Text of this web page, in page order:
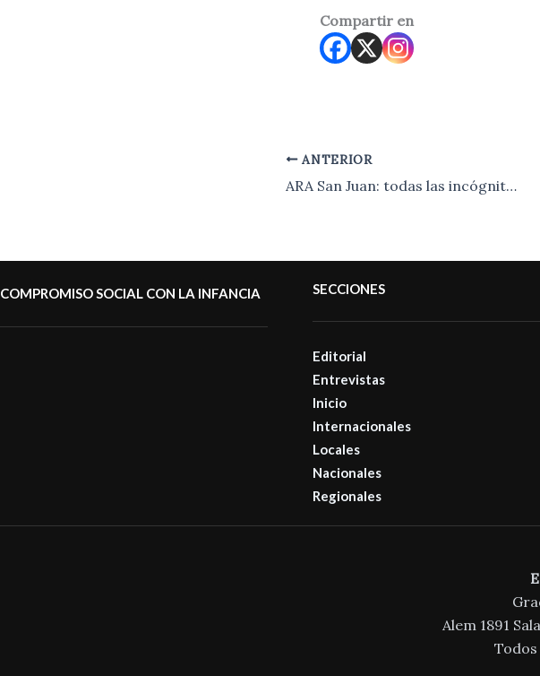
Compartir en
ANTERIOR
ARA San Juan: todas las incógnitas sobre el submarino desaparecido.-
COMPROMISO SOCIAL CON LA INFANCIA SECCIONES
Editorial
Entrevistas
Inicio
Internacionales
Locales
Nacionales
Regionales
Alem 1891